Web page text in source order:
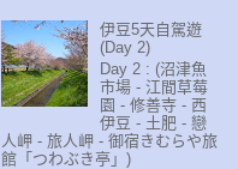
伊豆5天自駕遊
(Day 2)
Day 2 : (沼津魚
市場 - 江間草莓
園 - 修善寺 - 西
伊豆 - 土肥 - 戀
人岬 - 旅人岬 - 御宿きむらや旅
館「つわぶき亭」)